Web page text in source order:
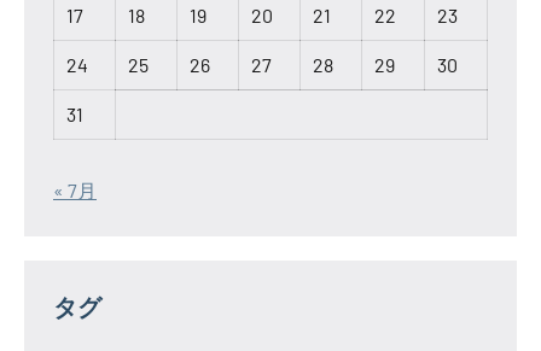
17 18 19 20 21 22 23
24 25 26 27 28 29 30
31
« 7月
タグ